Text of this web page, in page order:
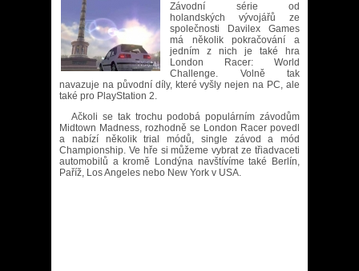
Závodní série od
holandských vývojářů ze
společnosti Davilex Games
má několik pokračování a
jedním z nich je také hra
London Racer: World
Challenge. Volně tak
navazuje na původní díly, které vyšly nejen na PC, ale
také pro PlayStation 2.
Ačkoli se tak trochu podobá populárním závodům
Midtown Madness, rozhodně se London Racer povedl
a nabízí několik trial módů, single závod a mód
Championship. Ve hře si můžeme vybrat ze třiadvaceti
automobilů a kromě Londýna navštívíme také Berlín,
Paříž, Los Angeles nebo New York v USA.